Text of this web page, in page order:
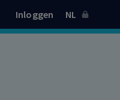
Inloggen NL